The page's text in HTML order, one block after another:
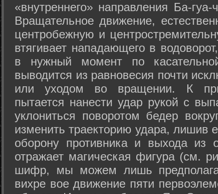
«внутреннего» направления Ба-
Вращательное движение,
центробежную и
втягивает нападающего в
в нужный момент по
выводится из равновесия почти
или уходом во вращении. К
пытается нанести удар рукой с
уклониться поворотом бедер
изменить траекторию удара, лишив
оборону противника и выхода из
отражает магическая фигура (см.
шифр, мы можем лишь
вихре вое движение пяти